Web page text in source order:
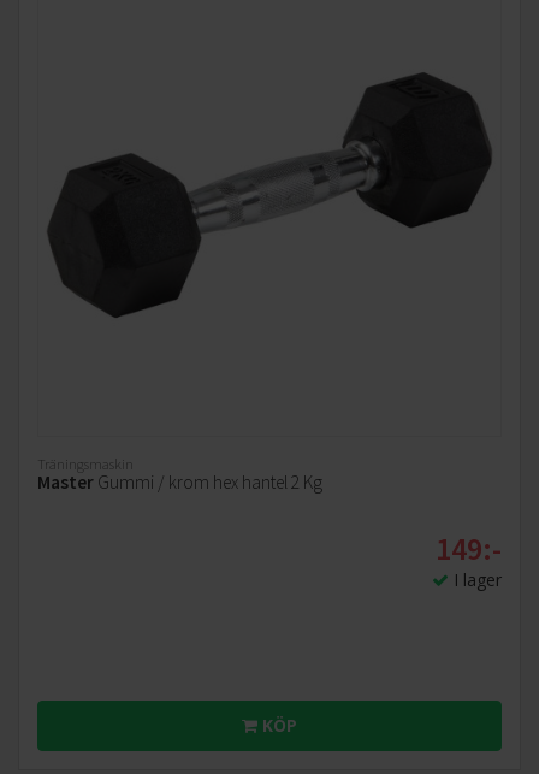
Träningsmaskin
Master Gummi / krom hex hantel 2 Kg
149:-
I lager
KÖP